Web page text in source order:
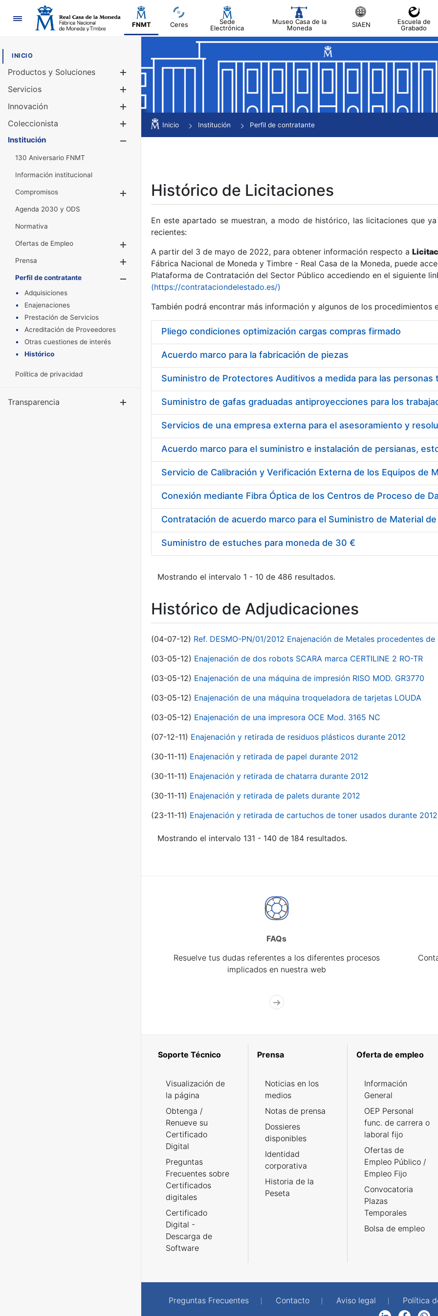
Navegación
FNMT Ceres
Sede
Electrónica
Museo Casa de la
Moneda
SIAEN
Escuela de
Grabado
INICIO
Productos y Soluciones
Mostrar/Ocultar
Servicios
Innovación
Coleccionista
Mostrar/Ocultar
Institución
130 Aniversario FNMT
Información institucional
Compromisos
Mostrar/Ocultar
Agenda 2030 y ODS
Normativa
Ofertas de Empleo
Prensa
Mostrar/Ocultar
Perfil de contratante
Mostrar/Ocultar
Adquisiciones
Enajenaciones
Prestación de Servicios
Acreditación de Proveedores
Otras cuestiones de interés
Histórico
Política de privacidad
Transparencia Mostrar/Ocultar
Inicio Institución Perfil de contratante
Histórico de Licitaciones
En este apartado se muestran, a modo de histórico, las licitaciones que
recientes:
A partir del 3 de mayo de 2022, para obtener información respecto a
Fábrica Nacional de Moneda y Timbre - Real Casa de la Moneda, puede
Plataforma de Contratación del Sector Público accediendo en el siguiente
(https://contrataciondelestado.es/)
También podrá encontrar más información y algunos de los procedimientos
Pliego condiciones optimización cargas compras firmado
Acuerdo marco para la fabricación de piezas
Acuerdo marco para el suministro e instalación de persianas,
Suministro de estuches para moneda de 30 €
Mostrando el intervalo 1 - 10 de 486 resultados.
Histórico de Adjudicaciones
(04-07-12) Ref. DESMO-PN/01/2012 Enajenación de Metales procedentes
(03-05-12) Enajenación de dos robots SCARA marca CERTILINE 2 RO-TR
(03-05-12) Enajenación de una máquina de impresión RISO MOD. GR3770
(03-05-12) Enajenación de una máquina troqueladora de tarjetas LOUDA
(03-05-12) Enajenación de una impresora OCE Mod. 3165 NC
(07-12-11) Enajenación y retirada de residuos plásticos durante 2012
(30-11-11) Enajenación y retirada de papel durante 2012
(30-11-11) Enajenación y retirada de chatarra durante 2012
(30-11-11) Enajenación y retirada de palets durante 2012
(23-11-11) Enajenación y retirada de cartuchos de toner usados durante 2012
Mostrando el intervalo 131 - 140 de 184 resultados.
FAQs
Resuelve tus dudas referentes a los diferentes procesos
implicados en nuestra web
Soporte Técnico
Visualización de
la página
Obtenga /
Renueve su
Certificado
Digital
Preguntas
Frecuentes sobre
Certificados
digitales
Certificado
Digital -
Descarga de
Software
Prensa
Noticias en los
medios
Notas de prensa
Dossieres
disponibles
Identidad
corporativa
Historia de la
Peseta
Oferta de empleo
Información
General
OEP Personal
func. de carrera o
laboral fijo
Ofertas de
Empleo Público /
Empleo Fijo
Convocatoria
Plazas
Temporales
Bolsa de empleo
Preguntas Frecuentes Contacto Aviso legal Política